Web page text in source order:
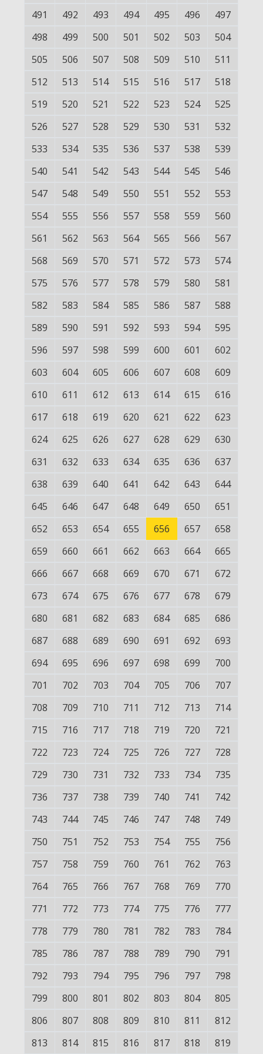
491 492 493 494 495 496
497
498
499 500 501 502 503
504
505
506 507 508 509 510
511
512
513 514 515 516 517
518
519
520 521 522 523 524
525
526
527 528 529 530 531
532
533
534 535 536 537 538
539
540
541 542 543 544 545
546
547
548 549 550 551 552
553
554
555 556 557 558 559
560
561
562 563 564 565 566
567
568
569 570 571 572 573
574
575
576 577 578 579 580
581
582
583 584 585 586 587
588
589
590 591 592 593 594
595
596
597 598 599 600 601
602
603
604 605 606 607 608
609
610
611 612 613 614 615
616
617
618 619 620 621 622
623
624
625 626 627 628 629
630
631
632 633 634 635 636
637
638
639 640 641 642 643
644
645
646 647 648 649 650
651
652
653 654 655 656 657
658
659
660 661 662 663 664
665
666
667 668 669 670 671
672
673
674 675 676 677 678
679
680
681 682 683 684 685
686
687
688 689 690 691 692
693
694
695 696 697 698 699
700
701
702 703 704 705 706
707
708
709 710 711 712 713
714
715
716 717 718 719 720
721
722
723 724 725 726 727
728
729
730 731 732 733 734
735
736
737 738 739 740 741
742
743
744 745 746 747 748
749
750
751 752 753 754 755
756
757
758 759 760 761 762
763
764
765 766 767 768 769
770
771
772 773 774 775 776
777
778
779 780 781 782 783
784
785
786 787 788 789 790
791
792
793 794 795 796 797
798
799
800 801 802 803 804
805
806
807 808 809 810 811
812
813
814 815 816 817 818 819